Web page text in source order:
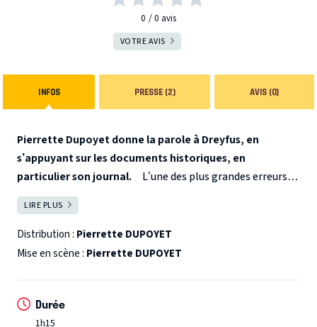
0 0 avis
VOTRE AVIS
INFOS PRESSE (2) AVIS (0)
Pierrette Dupoyet donne la parole à Dreyfus, en
s’appuyant sur les documents historiques, en
particulier son journal.
L’une des plus grandes erreurs
judiciaires de tous les temps…
Pierrette Dupoyet donne la parole à Alfred Dreyfus en
personne, en s’appuyant sur les documents historiques,
en particulier son journal. Il peut alors (enfin) raconter
jusqu’à sa réhabilitation tardive, en passant par sa
LIRE PLUS
Distribution : Pierrette DUPOYET
Mise en scène : Pierrette DUPOYET
Durée
1h15